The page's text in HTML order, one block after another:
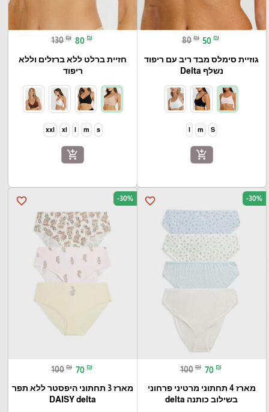
80 ₪ 50 ₪
גוזיית סימלס מבד ריב עם ריפוד
נשלף Delta
S
m
l
add_shopping_cart
130 ₪ 80 ₪
חזיית ברלט ללא ברזלים וללא
ריפוד
s
m
l
xl
xxl
add_shopping_cart
favorite_border -30%
100 ₪ 70 ₪
מארז 4 תחתוני מרטיני פרחוני
בשילוב כותנה delta
favorite_border -30%
100 ₪ 70 ₪
מארז 3 תחתוני היפסטר ללא תפר
DAISY delta